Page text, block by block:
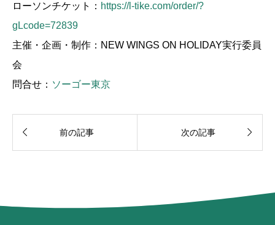
ローソンチケット： https://l-tike.com/order/?
gLcode=72839
主催・企画・制作：NEW WINGS ON HOLIDAY実行委員
会
問合せ： ソーゴー東京
 前の記事 次の記事 